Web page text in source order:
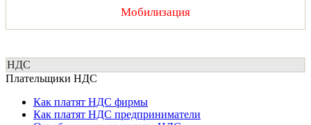
Мобилизация
НДС
Плательщики НДС
Как платят НДС фирмы
Как платят НДС предприниматели